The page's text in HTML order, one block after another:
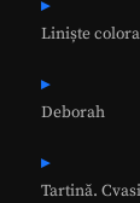
Liniște
Deborah
Tartină.